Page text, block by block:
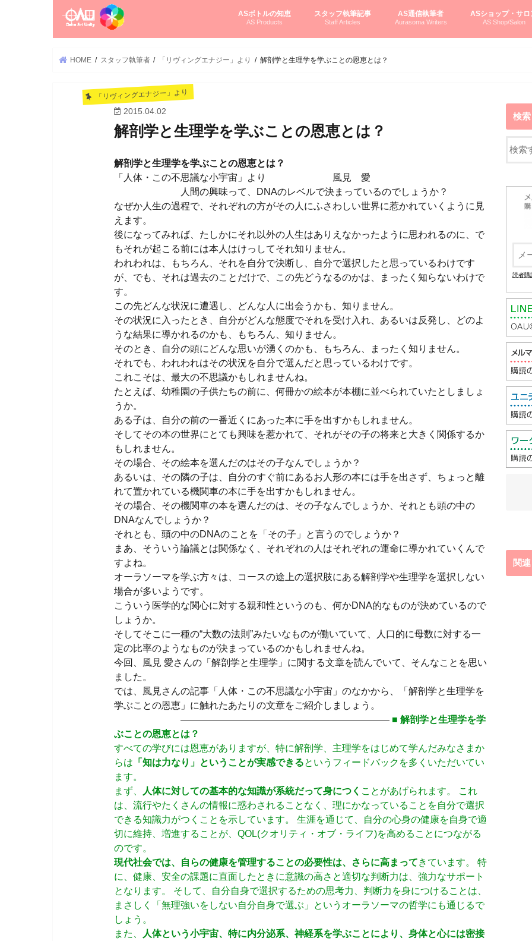
ASボトルの知恵
AS Products
スタッフ執筆記事
Staff Articles
AS通信執筆者
Aurasoma Writers
ASショップ・サロ
AS Shop/Salon
HOME スタッフ執筆者 「リヴィングエナジー」より 解剖学と生理学を学ぶことの恩恵とは？
「リヴィングエナジー」より
2015.04.02
解剖学と生理学を学ぶことの恩恵とは？
解剖学と生理学を学ぶことの恩恵とは？
「人体・この不思議な小宇宙」より 風見 愛
人間の興味って、DNAのレベルで決まっているのでしょうか？
なぜか人生の過程で、それぞれの方がその人にふさわしい世界に惹かれていくように見
えます。
後になってみれば、たしかにそれ以外の人生はありえなかったように思われるのに、で
もそれが起こる前には本人はけっしてそれ知りません。
われわれは、もちろん、それを自分で決断し、自分で選択したと思っているわけです
が、でも、それは過去のことだけで、この先どうなるのかは、まったく知らないわけで
す。
この先どんな状況に遭遇し、どんな人に出会うかも、知りません。
その状況に入ったとき、自分がどんな態度でそれを受け入れ、あるいは反発し、どのよ
うな結果に導かれるのかも、もちろん、知りません。
そのとき、自分の頭にどんな思いが湧くのかも、もちろん、まったく知りません。
それでも、われわれはその状況を自分で選んだと思っているわけです。
これこそは、最大の不思議かもしれませんね。
たとえば、幼稚園の子供たちの前に、何冊かの絵本が本棚に並べられていたとしましょ
うか。
ある子は、自分の前の一番近くにあった本に手を出すかもしれません。
そしてその本の世界にとても興味を惹かれて、それがその子の将来と大きく関係するか
もしれません。
その場合、その絵本を選んだのはその子なんでしょうか？
あるいは、その隣の子は、自分のすぐ前にあるお人形の本には手を出さず、ちょっと離
れて置かれている機関車の本に手を出すかもしれません。
その場合、その機関車の本を選んだのは、その子なんでしょうか、それとも頭の中の
DNAなんでしょうか？
それとも、頭の中のDNAのことを「その子」と言うのでしょうか？
まあ、そういう論議とは関係なく、それぞれの人はそれぞれの運命に導かれていくんで
すよね。
オーラソーマを学ぶ方々は、コースの途上の選択肢にある解剖学や生理学を選択しない
場合が多いようです。
こういう医学的な関心に対する親和性というのも、何かDNA的なものが決めているので
しょうか。
そしてそこに一種の“大数の法則”みたいなものが働いていて、人口的に母数に対する一
定の比率のようなものが決まっているのかもしれませんね。
今回、風見 愛さんの「解剖学と生理学」に関する文章を読んでいて、そんなことを思い
ました。
では、風見さんの記事「人体・この不思議な小宇宙」のなかから、「解剖学と生理学を
学ぶことの恩恵」に触れたあたりの文章をご紹介しましょう。
—————————————————————— ■ 解剖学と生理学を学
ぶことの恩恵とは？
すべての学びには恩恵がありますが、特に解剖学、主理学をはじめて学んだみなさまか
らは 「知は力なり」ということが実感できるというフィードバックを多くいただいてい
ます。
まず、
人体に対しての基本的な知識が系統だって身につく ことがあげられます。 これ
は、流行やたくさんの情報に惑わされることなく、理にかなっていることを自分で選択
できる知識力がつくことを示しています。 生涯を通じて、自分の心身の健康を自身で適
切に維持、増進することが、QOL(クオリティ・オブ・ライフ)を高めることにつながる
のです。
現代社会では、自らの健康を管理することの必要性は、さらに高まってきています。 特
に、健康、安全の課題に直面したときに意識の高さと適切な判断力は、強力なサポート
となります。 そして、自分自身で選択するための思考力、判断力を身につけることは、
まさしく「無理強いをしない自分自身で選ぶ」というオーラソーマの哲学にも通じるで
しょう。
また、
人体という小宇宙、特に内分泌系、神経系を学ぶことにより、身体と心には密接
検索
読者購
関